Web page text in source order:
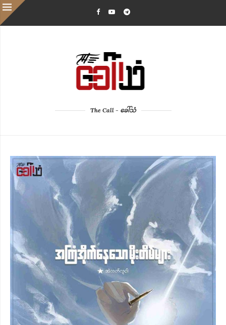
The Call - ခေါ်သံ